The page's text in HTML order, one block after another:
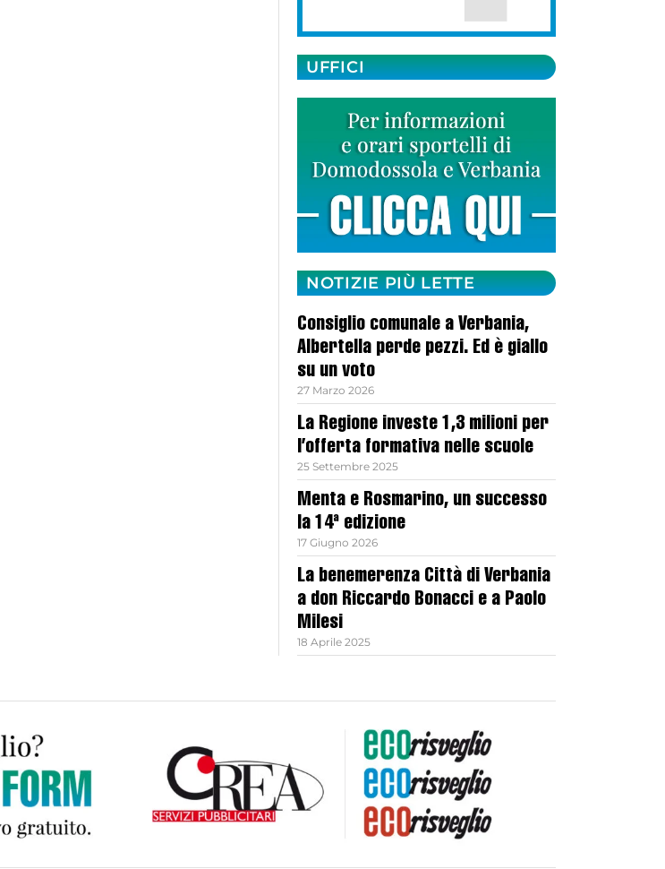
UFFICI
NOTIZIE PIÙ LETTE
Consiglio comunale a Verbania,
Albertella perde pezzi. Ed è giallo
su un voto
27 Marzo 2026
La Regione investe 1,3 milioni per
l’offerta formativa nelle scuole
25 Settembre 2025
Menta e Rosmarino, un successo
la 14ª edizione
17 Giugno 2026
La benemerenza Città di Verbania
a don Riccardo Bonacci e a Paolo
Milesi
18 Aprile 2025